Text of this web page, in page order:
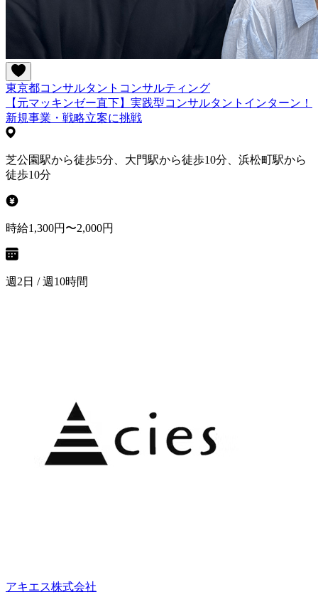
東京都コンサルタント コンサルティング
【元マッキンゼー直下】実践型コンサルタントインターン！
新規事業・戦略立案に挑戦
芝公園駅から徒歩5分、大門駅から徒歩10分、浜松町駅から
徒歩10分
時給1,300円〜2,000円
週2日 / 週10時間
アキエス株式会社